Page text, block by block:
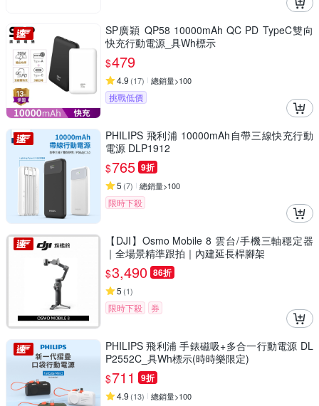
SP廣穎 QP58 10000mAh QC PD TypeC雙向
快充行動電源_具Wh標示
$479
4.9 (17) 總銷量>100
挑戰低價
PHILIPS 飛利浦 10000mAh自帶三線快充行動
電源 DLP1912
$765 9折
5 (7) 總銷量>100
限時下殺
【DJI】Osmo Mobile 8 雲台/手機三軸穩定器
｜全場景精準跟拍｜內建延長桿腳架
$3,490 86折
5 (1)
限時下殺 券
PHILIPS 飛利浦 手錶磁吸+多合一行動電源 DL
P2552C_具Wh標示(時時樂限定)
$711 9折
4.9 (13) 總銷量>100